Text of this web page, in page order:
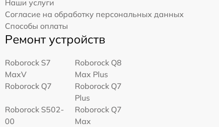
Наши услуги
Согласие на обработку персональных данных
Способы оплаты
Ремонт устройств
Roborock S7
MaxV
Roborock Q8
Max Plus
Roborock Q7
Roborock Q7
Plus
Roborock S502-
00
Roborock Q7
Max